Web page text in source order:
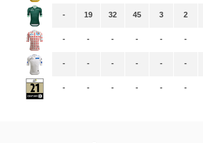
-
-
-
-
19
-
-
-
32
-
-
-
45
-
-
-
3
-
-
-
2
-
-
-